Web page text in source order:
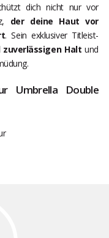
dich nicht nur vor
der deine Haut vor
. Sein exklusiver Titleist-
Halt und
Umbrella Double